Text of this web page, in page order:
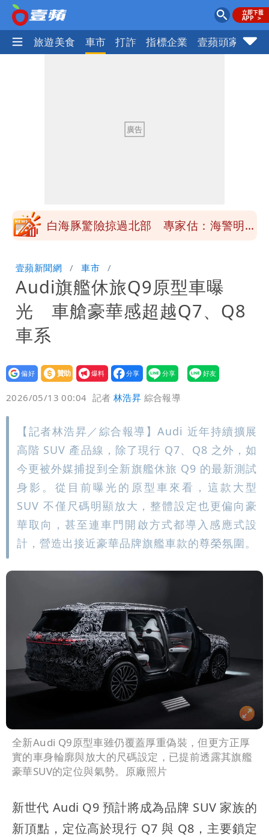
產王 旅遊美食 車市 打詐 指標企業 壹蘋頭家 健
「終於能交代」 捐500萬獎學金延續愛
白海豚颱風逼近！鄭明典示警「恐遇黑潮
砸重金再買一整桌卡盒
白海豚驚險掠過北部 專家估：海警明發
「終於能交代」 捐500萬獎學金延續愛
白海豚颱風逼近！鄭明典示警「恐遇黑潮
變強」 路徑分歧藏警訊：不利強度維持
壹蘋新聞網 車市
Audi旗艦休旅Q9原型車曝
光 車艙豪華感超越Q7、Q8
車系
設為
贊助
我要
爆料
2026/05/13 00:04 記者林浩昇 綜合報導
【記者林浩昇／綜合報導】Audi 近年持續擴展
高階 SUV 產品線，除了現行 Q7、Q8 之外，如
今更被外媒捕捉到全新旗艦休旅 Q9 的最新測試
身影。從目前曝光的原型車來看，這款大型
SUV 不僅尺碼明顯放大，整體設定也更偏向豪
華取向，甚至連車門開啟方式都導入感應式設
計，營造出接近豪華品牌旗艦車款的尊榮氛圍。
全新Audi Q9原型車雖仍覆蓋厚重偽裝，但更方正厚
實的車身輪廓與放大的尺碼設定，已提前透露其旗艦
豪華SUV的定位與氣勢。原廠照片
新世代 Audi Q9 預計將成為品牌 SUV 家族的
新頂點，定位高於現行 Q7 與 Q8，主要鎖定